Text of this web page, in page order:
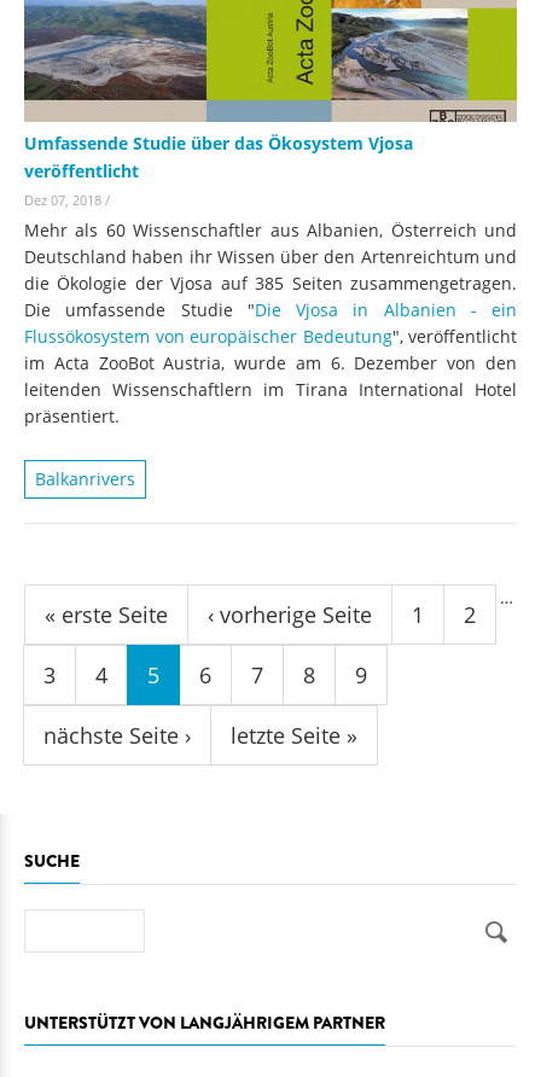
Umfassende Studie über das Ökosystem Vjosa
veröffentlicht
Dez 07, 2018 /
Mehr als 60 Wissenschaftler aus Albanien, Österreich und
Deutschland haben ihr Wissen über den Artenreichtum und
die Ökologie der Vjosa auf 385 Seiten zusammengetragen.
Die umfassende Studie "Die Vjosa in Albanien - ein
Flussökosystem von europäischer Bedeutung", veröffentlicht
im Acta ZooBot Austria, wurde am 6. Dezember von den
leitenden Wissenschaftlern im Tirana International Hotel
präsentiert.
Balkanrivers
Seiten
« erste Seite ‹ vorherige Seite 1 2
3 4 5 6 7 8 9
…
nächste Seite › letzte Seite »
SUCHE
UNTERSTÜTZT VON LANGJÄHRIGEM PARTNER